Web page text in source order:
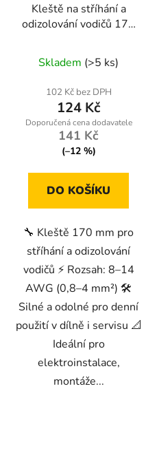
Kleště na stříhání a
odizolování vodičů 170
4 mm²)
Skladem (>5 ks)
102 Kč bez DPH
124 Kč
141 Kč
(–12 %)
DO KOŠÍKU
🔧 Kleště 170 mm pro
stříhání a odizolování
vodičů ⚡ Rozsah: 8–14
AWG (0,8–4 mm²) 🛠️
Silné a odolné pro denní
použití v dílně i servisu 📐
Ideální pro
elektroinstalace,
montáže...